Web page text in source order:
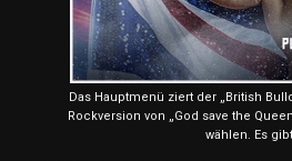
Das Hauptmenü ziert der „British
Rockversion von „God save the
wählen. Es